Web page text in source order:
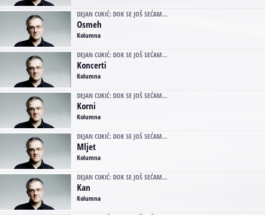
DEJAN CUKIĆ: DOK SE JOŠ SEĆAM...
Osmeh
Kolumna
DEJAN CUKIĆ: DOK SE JOŠ SEĆAM...
Koncerti
Kolumna
DEJAN CUKIĆ: DOK SE JOŠ SEĆAM...
Korni
Kolumna
DEJAN CUKIĆ: DOK SE JOŠ SEĆAM...
Mljet
Kolumna
DEJAN CUKIĆ: DOK SE JOŠ SEĆAM...
Kan
Kolumna